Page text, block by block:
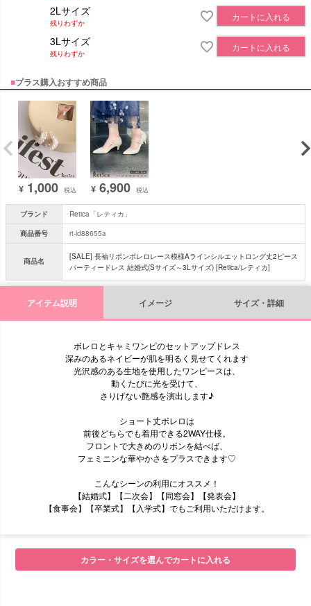
2Lサイズ
残りわずか
カートに入れる
3Lサイズ
残りわずか
カートに入れる
■プラス購入おすすめ商品
¥ 1,000 税込 ¥ 6,900 税込
ブランド
Retica「レティカ」
商品番号
rt-ld88655a
商品名
[SALE] 長袖リボンボレロレース模様Aラインシルエットロング丈2ピース
パーティードレス 結婚式(Sサイズ～3Lサイズ) [Retica/レティカ]
アイテム説明 イメージ サイズ・詳細
ボレロとキャミワンピのセットアップドレス
深みのあるネイビーが肌を明るく見せてくれます
光沢感のある生地を使用したワンピースは、
動くたびに光を受けて、
さりげない艶感を演出します♪
ショート丈ボレロは
前後どちらでも着用できる2WAY仕様。
フロントで大きめのリボンを結べば、
フェミニンな華やかさをプラスできます♡
こんなシーンの利用にオススメ！
【結婚式】【二次会】【同窓会】【発表会】
【食事会】【卒業式】【入学式】でもご利用いただけます。
■サイズ表
カラー・サイズを選んでカートに入れる